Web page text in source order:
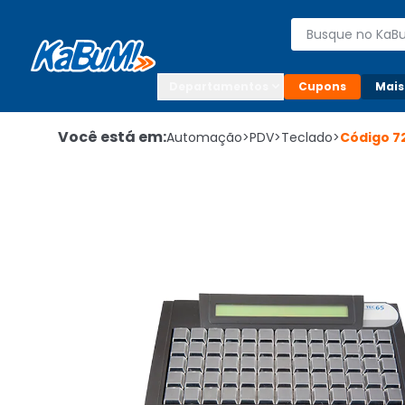
Buscar
Cupons
Você está em:Automação>PDV>Teclado>Código